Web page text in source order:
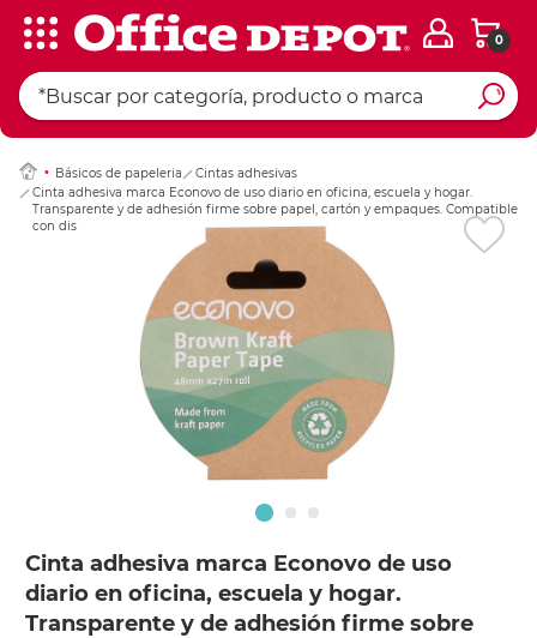
0
Básicos de papeleria
Cintas adhesivas
Cinta adhesiva marca Econovo de uso diario en oficina, escuela y hogar.
Transparente y de adhesión firme sobre papel, cartón y empaques. Compatible
con dispensadores estándar.
Cinta adhesiva marca Econovo de uso
diario en oficina, escuela y hogar.
Transparente y de adhesión firme sobre
Ingresar Codigo